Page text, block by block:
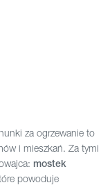
za ogrzewanie to
i mieszkań. Za tymi
mostek
powoduje